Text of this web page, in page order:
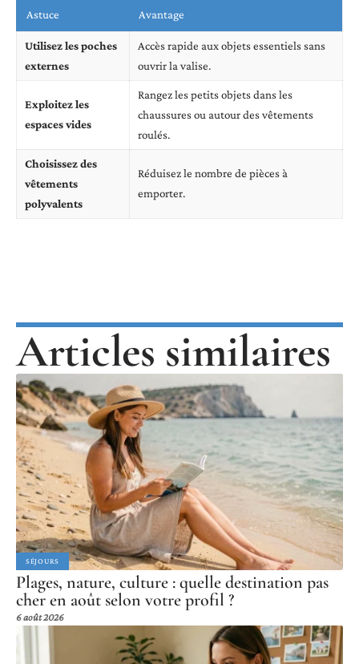
Astuce Avantage
Utilisez les poches
externes
Accès rapide aux objets essentiels sans
ouvrir la valise.
Exploitez les
espaces vides
Rangez les petits objets dans les
chaussures ou autour des vêtements
roulés.
Choisissez des
vêtements
polyvalents
Réduisez le nombre de pièces à
emporter.
Articles similaires
SÉJOURS
Plages, nature, culture : quelle destination pas
cher en août selon votre profil ?
6 août 2026